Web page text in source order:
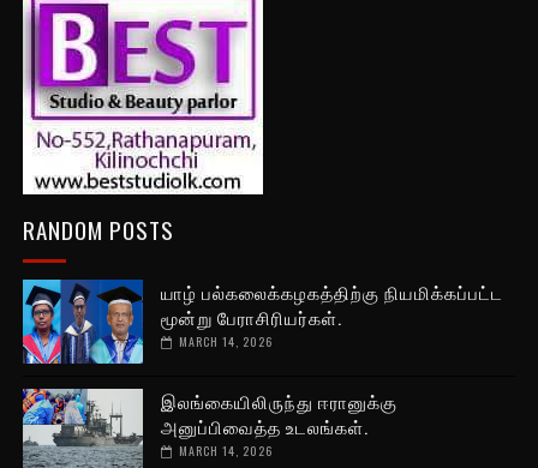
RANDOM POSTS
யாழ் பல்கலைக்கழகத்திற்கு நியமிக்கப்பட்ட
மூன்று பேராசிரியர்கள்.
MARCH 14, 2026
இலங்கையிலிருந்து ஈரானுக்கு
அனுப்பிவைத்த உடலங்கள்.
MARCH 14, 2026